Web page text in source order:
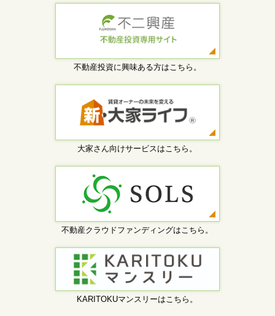
不動産投資に興味ある方はこちら。
大家さん向けサービスはこちら。
不動産クラウドファンディングはこちら。
KARITOKUマンスリーはこちら。